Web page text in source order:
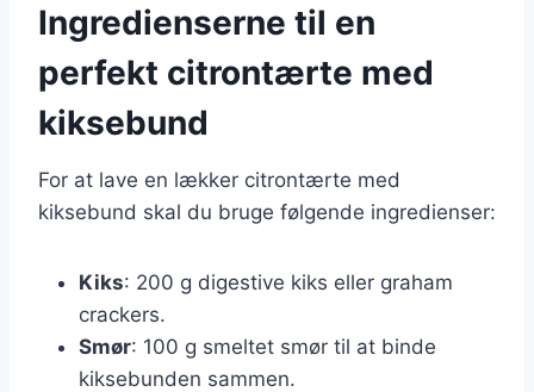
Ingredienserne til en
perfekt citrontærte med
kiksebund
For at lave en lækker citrontærte med
kiksebund skal du bruge følgende ingredienser:
Kiks: 200 g digestive kiks eller graham
crackers.
Smør: 100 g smeltet smør til at binde
kiksebunden sammen.